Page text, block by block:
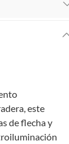
3 de la Ley
de la entrega;
hay productos de
este
de flecha y